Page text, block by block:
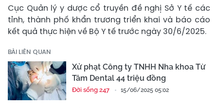
Cục Quản lý y dược cổ truyền đề nghị Sở Y tế các
tỉnh, thành phố khẩn trương triển khai và báo cáo
kết quả thực hiện về Bộ Y tế trước ngày 30/6/2025.
BÀI LIÊN QUAN
Xử phạt Công ty TNHH Nha khoa Từ
Tâm Dental 44 triệu đồng
Đời sống 247 15/06/2025 05:02